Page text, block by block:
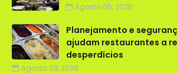
Agosto 05, 2026
Planejamento e
ajudam restaurantes a
desperdícios
Agosto 03, 2026